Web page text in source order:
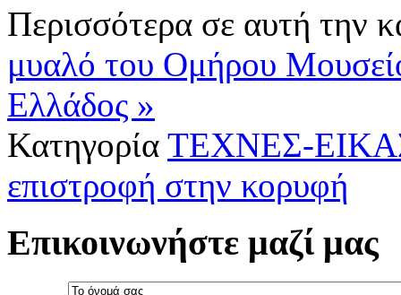
Περισσότερα σε αυτή την
μυαλό του Ομήρου
Ελλάδος »
Κατηγορία ΤΕΧΝΕΣ-
επιστροφή στην κορυφή
Επικοινωνήστε μαζί μας